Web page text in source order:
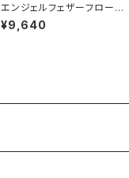
エンジェルフェザーフローラ
イト＊マクラメペンダント
¥9,640